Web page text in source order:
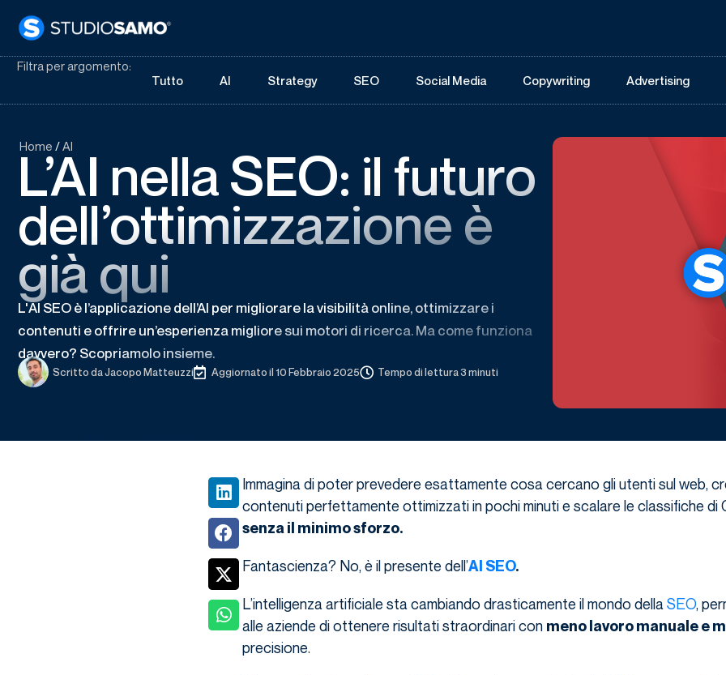
Filtra per argomento:
Tutto
AI Strategy SEO Social Media Copywriting Advertising
Home /AI
L’AI nella SEO: il futuro
dell’ottimizzazione è
già qui
L'AI SEO è l’applicazione dell’AI per migliorare la visibilità online, ottimizzare i
contenuti e offrire un’esperienza migliore sui motori di ricerca. Ma come funziona
davvero? Scopriamolo insieme.
Scritto daJacopo Matteuzzi Aggiornato il 10 Febbraio 2025 Tempo di lettura 3 minuti
Immagina di poter prevedere esattamente cosa cercano gli utenti sul web,
contenuti perfettamente ottimizzati in pochi minuti e scalare le classifiche di
senza il minimo sforzo.
Fantascienza? No, è il presente dell’AI SEO.
L’intelligenza artificiale sta cambiando drasticamente il mondo della SEO,
alle aziende di ottenere risultati straordinari con meno lavoro manuale e
precisione.